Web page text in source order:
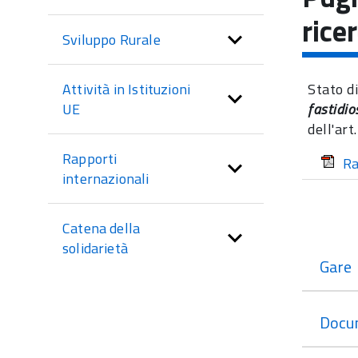
sezione
Sviluppo Rurale
Attività in Istituzioni
UE
Rapporti
internazionali
Catena della
solidarietà
Stato
Gare